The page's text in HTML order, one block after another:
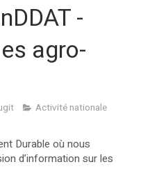
-
agro-
Activité nationale
Durable où nous
d’information sur les